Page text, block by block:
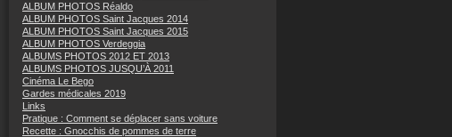
ALBUM PHOTOS Réaldo
ALBUM PHOTOS Saint Jacques 2014
ALBUM PHOTOS Saint Jacques 2015
ALBUM PHOTOS Verdeggia
ALBUMS PHOTOS 2012 ET 2013
ALBUMS PHOTOS JUSQU’À 2011
Cinéma Le Bego
Gardes médicales 2019
Links
Pratique : Comment se déplacer sans voiture
Recette : Gnocchis de pommes de terre